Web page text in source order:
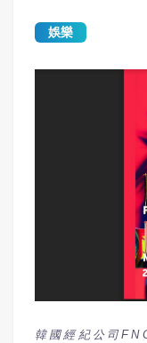
娛樂
韓國經紀公司